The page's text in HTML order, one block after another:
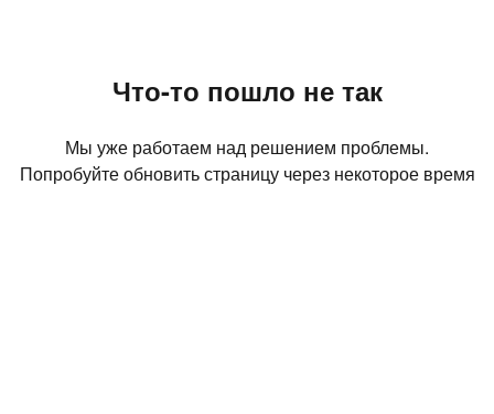
Что-то пошло не так
Мы уже работаем над решением проблемы.
Попробуйте обновить страницу через некоторое время